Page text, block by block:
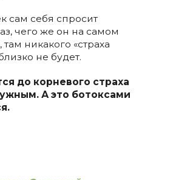
сам себя спросит
чего же он на самом
там никакого «страха
не будет.
до корневого страха
А это ботоксами